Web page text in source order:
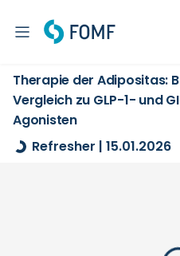
Therapie der Adipositas:
Vergleich zu GLP-1- und
Agonisten
Refresher | 15.01.2026